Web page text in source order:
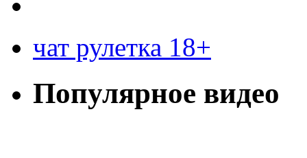
чат рулетка 18+
Популярное видео